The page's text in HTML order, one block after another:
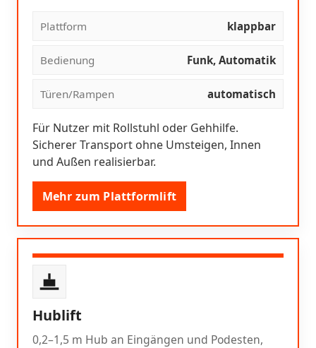
Plattform klappbar
Bedienung Funk, Automatik
Türen/Rampen automatisch
Für Nutzer mit Rollstuhl oder Gehhilfe.
Sicherer Transport ohne Umsteigen, Innen
und Außen realisierbar.
Mehr zum Plattformlift
Hublift
0,2–1,5 m Hub an Eingängen und Podesten,